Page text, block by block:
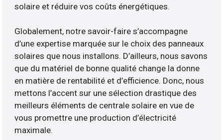
solaire et réduire vos coûts énergétiques.
Globalement, notre savoir-faire s’accompagne
d’une expertise marquée sur le choix des panneaux
solaires que nous installons. D’ailleurs, nous savons
que du matériel de bonne qualité change la donne
en matière de rentabilité et d’efficience. Donc, nous
mettons l’accent sur une sélection drastique des
meilleurs éléments de centrale solaire en vue de
vous promettre une production d’électricité
maximale.